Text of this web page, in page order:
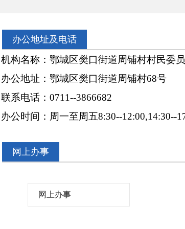
办公地址及电话
机构名称：鄂城区樊口街道周铺村村民委
办公地址：鄂城区樊口街道周铺村68号
联系电话： 0711--3866682
办公时间： 周一至周五8:30--12:00,14:30--
网上办事
网上办事